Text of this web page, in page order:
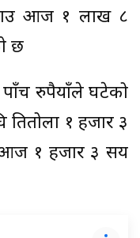
आज १ लाख ८
छ
पाँच रुपैयाँले घटेको
१ हजार ३
आज १ हजार ३ सय